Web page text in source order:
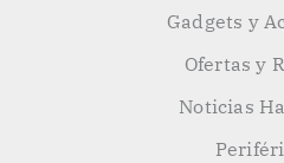
Gadgets y
Ofertas y
Noticias